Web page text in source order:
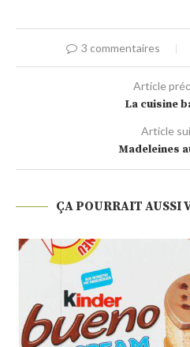
3 commentaires
Article
La cuisine
Article
Madeleines
ÇA POURRAIT AUSSI